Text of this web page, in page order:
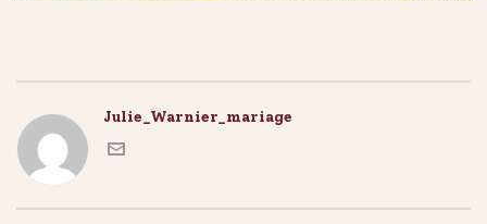
Julie_Warnier_mariage